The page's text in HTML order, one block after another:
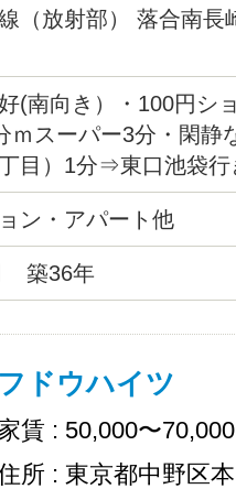
（放射部） 落合南
(南向き）・100円シ
ｍスーパー3分・閑静
丁目）1分⇒東口池袋
行き
ン・アパート他
築36年
フドウハイツ
賃 : 50,000〜
所 : 東京都中野区